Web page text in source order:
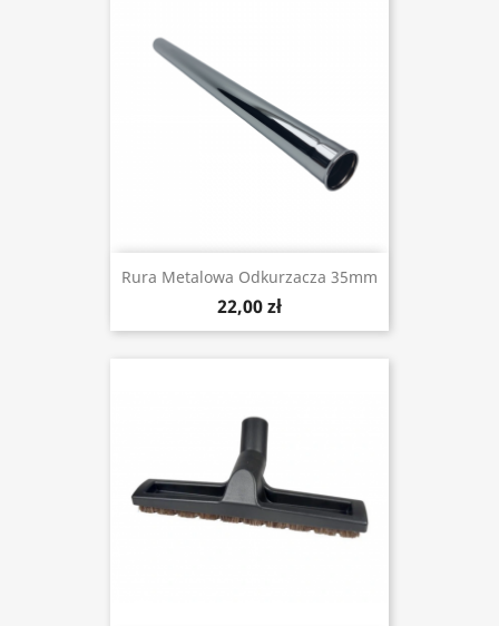
Rura Metalowa Odkurzacza 35mm
22,00 zł